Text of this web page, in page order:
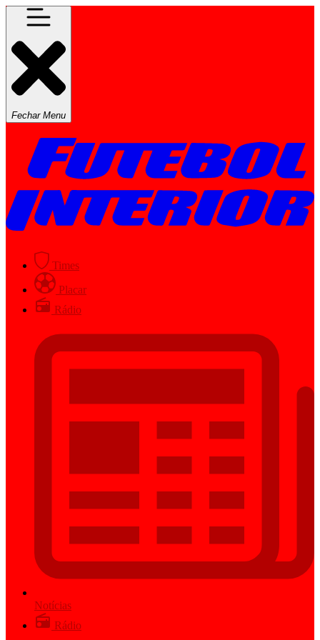
Fechar Menu
Times
Placar
Rádio
Notícias
Rádio